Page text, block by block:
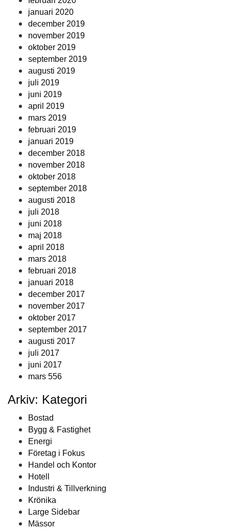
januari 2020
december 2019
november 2019
oktober 2019
september 2019
augusti 2019
juli 2019
juni 2019
april 2019
mars 2019
februari 2019
januari 2019
december 2018
november 2018
oktober 2018
september 2018
augusti 2018
juli 2018
juni 2018
maj 2018
april 2018
mars 2018
februari 2018
januari 2018
december 2017
november 2017
oktober 2017
september 2017
augusti 2017
juli 2017
juni 2017
mars 556
Arkiv: Kategori
Bostad
Bygg & Fastighet
Energi
Företag i Fokus
Handel och Kontor
Hotell
Industri & Tillverkning
Krönika
Large Sidebar
Mässor